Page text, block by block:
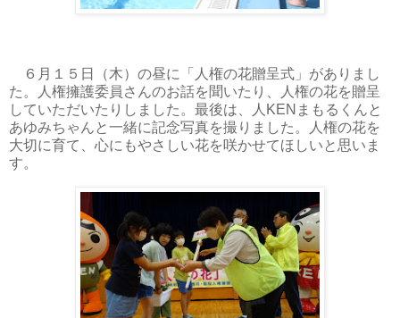
６月１５日（木）の昼に「人権の花贈呈式」がありまし
た。人権擁護委員さんのお話を聞いたり、人権の花を贈呈
していただいたりしました。最後は、人KENまもるくんと
あゆみちゃんと一緒に記念写真を撮りました。人権の花を
大切に育て、心にもやさしい花を咲かせてほしいと思いま
す。